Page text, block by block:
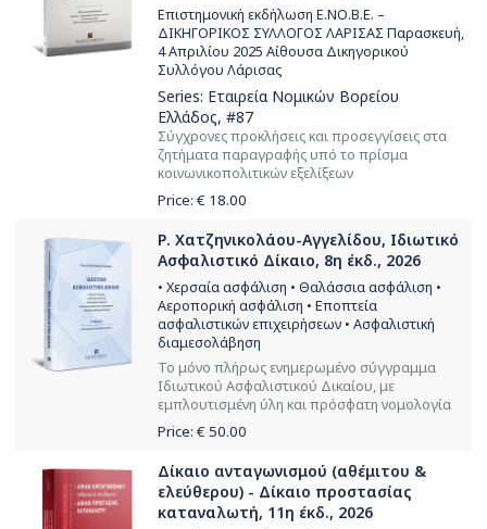
Επιστημονική εκδήλωση Ε.ΝΟ.Β.Ε. –
ΔΙΚΗΓΟΡΙΚΟΣ ΣΥΛΛΟΓΟΣ ΛΑΡΙΣΑΣ Παρασκευή,
4 Απριλίου 2025 Αίθουσα Δικηγορικού
Συλλόγου Λάρισας
Series: Εταιρεία Νομικών Βορείου
Ελλάδος, #87
Σύγχρονες προκλήσεις και προσεγγίσεις στα
ζητήματα παραγραφής υπό το πρίσμα
κοινωνικοπολιτικών εξελίξεων
Price: € 18.00
Ρ. Χατζηνικολάου-Αγγελίδου, Ιδιωτικό
Ασφαλιστικό Δίκαιο, 8η έκδ., 2026
• Χερσαία ασφάλιση • Θαλάσσια ασφάλιση •
Αεροπορική ασφάλιση • Εποπτεία
ασφαλιστικών επιχειρήσεων • Ασφαλιστική
διαμεσολάβηση
Το μόνο πλήρως ενημερωμένο σύγγραμμα
Ιδιωτικού Ασφαλιστικού Δικαίου, με
εμπλουτισμένη ύλη και πρόσφατη νομολογία
Price: € 50.00
Δίκαιο ανταγωνισμού (αθέμιτου &
ελεύθερου) - Δίκαιο προστασίας
καταναλωτή, 11η έκδ., 2026